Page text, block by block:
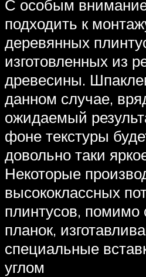
С особым
подходить к
деревянных
изготовленных из
древесины.
данном случае,
ожидаемый
фоне текстуры
довольно таки
Некоторые
высококлассных
плинтусов, помимо
планок,
специальные
углом